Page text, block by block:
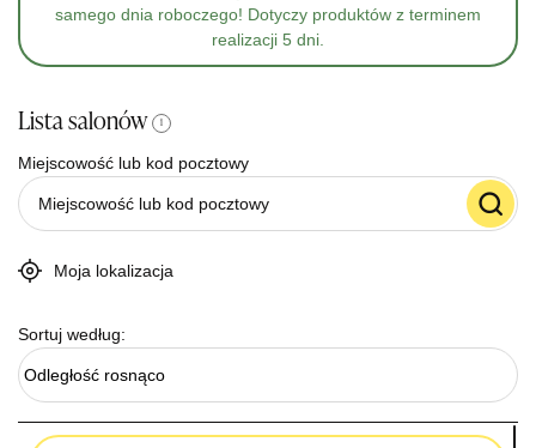
samego dnia roboczego! Dotyczy produktów z terminem
realizacji 5 dni.
Lista salonów i
Miejscowość lub kod pocztowy
Moja lokalizacja
Sortuj według:
Odległość rosnąco